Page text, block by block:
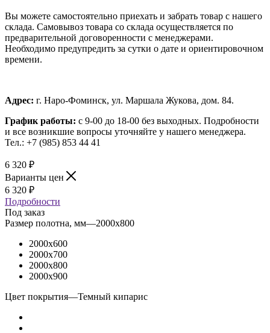
Вы можете самостоятельно приехать и забрать товар с нашего
склада. Самовывоз товара со склада осуществляется по
предварительной договоренности с менеджерами.
Необходимо предупредить за сутки о дате и ориентировочном
времени.
Адрес: г. Наро-Фоминск, ул. Маршала Жукова, дом. 84.
График работы: с 9-00 до 18-00 без выходных. Подробности
и все возникшие вопросы уточняйте у нашего менеджера.
Тел.: +7 (985) 853 44 41
6 320 ₽
Варианты цен
6 320 ₽
Подробности
Под заказ
Размер полотна, мм—2000x800
2000x600
2000x700
2000x800
2000x900
Цвет покрытия—Темный кипарис